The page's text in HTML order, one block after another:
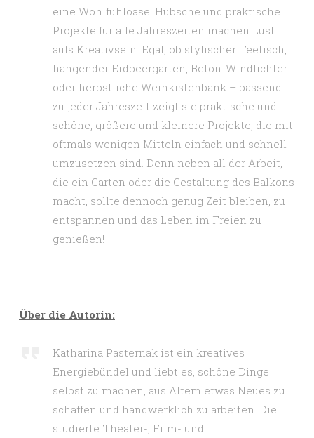
eine Wohlfühloase. Hübsche und praktische
Projekte für alle Jahreszeiten machen Lust
aufs Kreativsein. Egal, ob stylischer Teetisch,
hängender Erdbeergarten, Beton-Windlichter
oder herbstliche Weinkistenbank – passend
zu jeder Jahreszeit zeigt sie praktische und
schöne, größere und kleinere Projekte, die mit
oftmals wenigen Mitteln einfach und schnell
umzusetzen sind. Denn neben all der Arbeit,
die ein Garten oder die Gestaltung des Balkons
macht, sollte dennoch genug Zeit bleiben, zu
entspannen und das Leben im Freien zu
genießen!
Über die Autorin:
Katharina Pasternak ist ein kreatives
Energiebündel und liebt es, schöne Dinge
selbst zu machen, aus Altem etwas Neues zu
schaffen und handwerklich zu arbeiten. Die
studierte Theater-, Film- und